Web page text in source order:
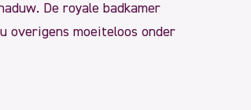
De royale badkamer
overigens moeiteloos onder